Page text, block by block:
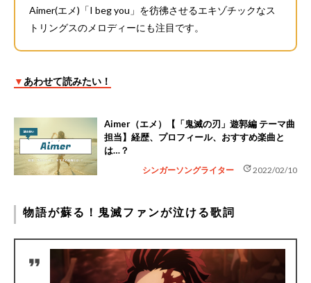
Aimer(エメ)「I beg you」を彷彿させるエキゾチックなス
トリングスのメロディーにも注目です。
▼ あわせて読みたい！
Aimer（エメ）【「鬼滅の刃」遊郭編 テーマ曲
担当】経歴、プロフィール、おすすめ楽曲と
は…？
シンガーソングライター update2022/02/10
物語が蘇る！鬼滅ファンが泣ける歌詞